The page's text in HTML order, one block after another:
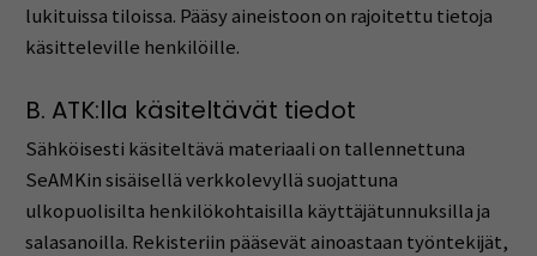
lukituissa tiloissa. Pääsy aineistoon on rajoitettu tietoja
käsitteleville henkilöille.
B. ATK:lla käsiteltävät tiedot
Sähköisesti käsiteltävä materiaali on tallennettuna
SeAMKin sisäisellä verkkolevyllä suojattuna
ulkopuolisilta henkilökohtaisilla käyttäjätunnuksilla ja
salasanoilla. Rekisteriin pääsevät ainoastaan työntekijät,